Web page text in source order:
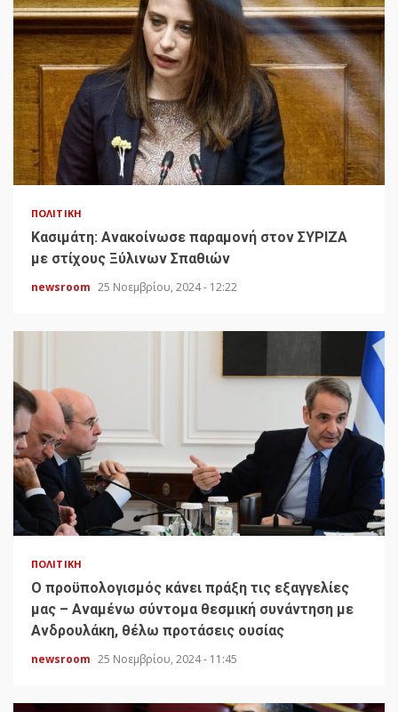
ΠΟΛΙΤΙΚΉ
Κασιμάτη: Ανακοίνωσε παραμονή στον ΣΥΡΙΖΑ
με στίχους Ξύλινων Σπαθιών
newsroom 25 Νοεμβρίου, 2024 - 12:22
ΠΟΛΙΤΙΚΉ
Ο προϋπολογισμός κάνει πράξη τις εξαγγελίες
μας – Αναμένω σύντομα θεσμική συνάντηση με
Ανδρουλάκη, θέλω προτάσεις ουσίας
newsroom 25 Νοεμβρίου, 2024 - 11:45